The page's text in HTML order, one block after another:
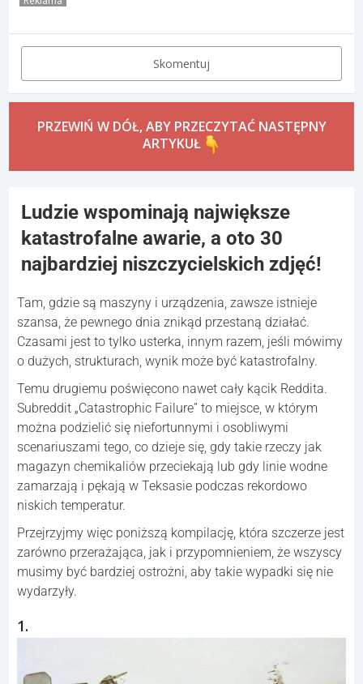
Skomentuj
PRZEWIŃ W DÓŁ, ABY PRZECZYTAĆ NASTĘPNY
ARTYKUŁ
Ludzie wspominają największe
katastrofalne awarie, a oto 30
najbardziej niszczycielskich zdjęć!
Tam, gdzie są maszyny i urządzenia, zawsze istnieje
szansa, że pewnego dnia znikąd przestaną działać.
Czasami jest to tylko usterka, innym razem, jeśli mówimy
o dużych, strukturach, wynik może być katastrofalny.
Temu drugiemu poświęcono nawet cały kącik Reddita.
Subreddit „Catastrophic Failure” to miejsce, w którym
można podzielić się niefortunnymi i osobliwymi
scenariuszami tego, co dzieje się, gdy takie rzeczy jak
magazyn chemikaliów przeciekają lub gdy linie wodne
zamarzają i pękają w Teksasie podczas rekordowo
niskich temperatur.
Przejrzyjmy więc poniższą kompilację, która szczerze jest
zarówno przerażająca, jak i przypomnieniem, że wszyscy
musimy być bardziej ostrożni, aby takie wypadki się nie
wydarzyły.
1.